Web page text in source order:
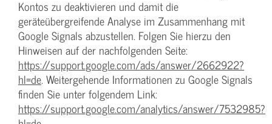
Kontos zu deaktivieren und damit die
geräteübergreifende Analyse im Zusammenhang mit
Google Signals abzustellen. Folgen Sie hierzu den
Hinweisen auf der nachfolgenden Seite:
https://support.google.com/ads/answer/2662922?
hl=de. Weitergehende Informationen zu Google Signals
finden Sie unter folgendem Link:
https://support.google.com/analytics/answer/7532985?